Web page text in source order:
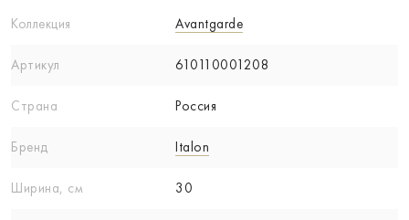
Коллекция Avantgarde
Артикул 610110001208
Страна Россия
Бренд Italon
Ширина, см 30